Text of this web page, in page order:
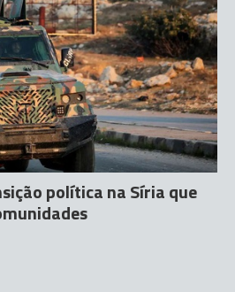
política na Síria que